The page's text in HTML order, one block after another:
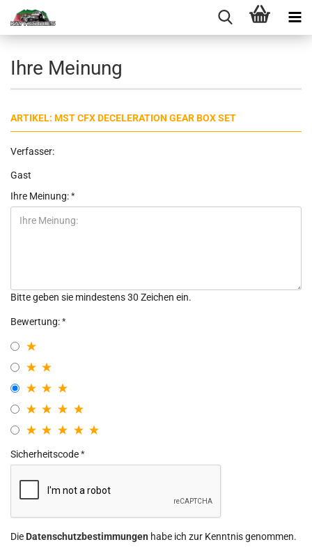
Ihre Meinung
ARTIKEL: MST CFX DECELERATION GEAR BOX SET
Verfasser:
Gast
Ihre Meinung:
Bitte geben sie mindestens 30 Zeichen ein.
Bewertung:
Sicherheitscode
Die Datenschutzbestimmungen habe ich zur Kenntnis genommen.